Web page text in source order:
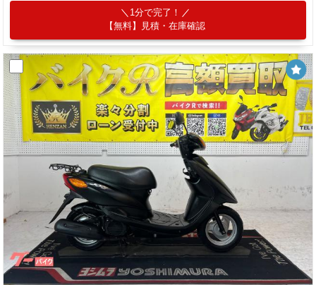
1分で完了！
【無料】見積・在庫確認